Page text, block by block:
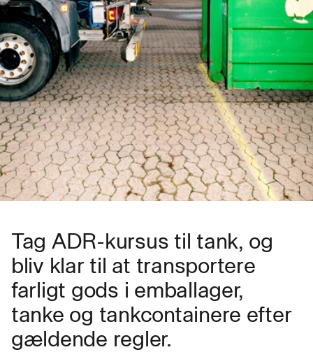
Tag ADR-kursus til tank, og
bliv klar til at transportere
farligt gods i emballager,
tanke og tankcontainere efter
gældende regler.